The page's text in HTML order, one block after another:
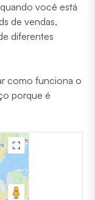
você está
de vendas,
diferentes
como funciona o
porque é